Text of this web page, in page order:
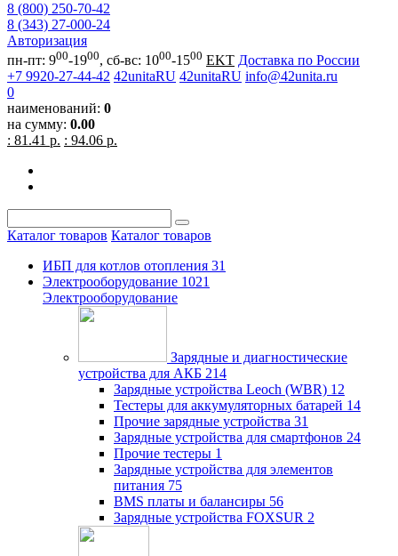
8 (800) 250-70-42
8 (343) 27-000-24
Авторизация
пн-пт: 900-1900, сб-вс: 1000-1500 EKT Доставка по России
+7 9920-27-44-42 42unitaRU 42unitaRU info@42unita.ru
0
наименований: 0
на сумму: 0.00
: 81.41 р. : 94.06 р.
Каталог товаров Каталог товаров
ИБП для котлов отопления 31
Электрооборудование 1021
Электрооборудование
Зарядные и диагностические
устройства для АКБ 214
Зарядные устройства Leoch (WBR) 12
Тестеры для аккумуляторных батарей 14
Прочие зарядные устройства 31
Зарядные устройства для смартфонов 24
Прочие тестеры 1
Зарядные устройства для элементов
питания 75
BMS платы и балансиры 56
Зарядные устройства FOXSUR 2